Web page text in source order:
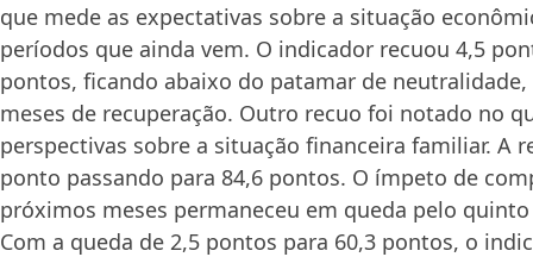
que mede as expectativas sobre a situação
períodos que ainda vem. O indicador recuou 4,5
pontos, ficando abaixo do patamar de
meses de recuperação. Outro recuo foi notado no
perspectivas sobre a situação financeira familiar. A
ponto passando para 84,6 pontos. O ímpeto de
próximos meses permaneceu em queda pelo
Com a queda de 2,5 pontos para 60,3 pontos, o